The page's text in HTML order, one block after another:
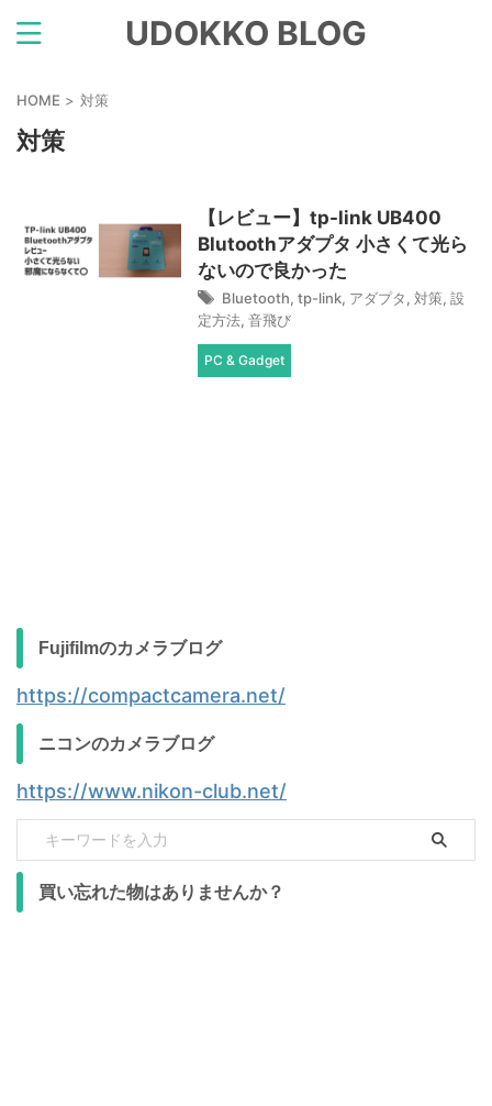
UDOKKO BLOG
HOME > 対策
対策
【レビュー】tp-link UB400
Blutoothアダプタ 小さくて光ら
ないので良かった
Bluetooth, tp-link, アダプタ, 対策, 設
定方法, 音飛び
PC & Gadget
Fujifilmのカメラブログ
https://compactcamera.net/
ニコンのカメラブログ
https://www.nikon-club.net/
買い忘れた物はありませんか？